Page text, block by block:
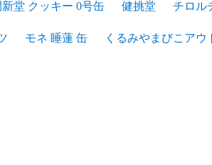
堂 クッキー 0号缶 健挑堂 チロル
モネ 睡蓮 缶 くるみやまびこアウ